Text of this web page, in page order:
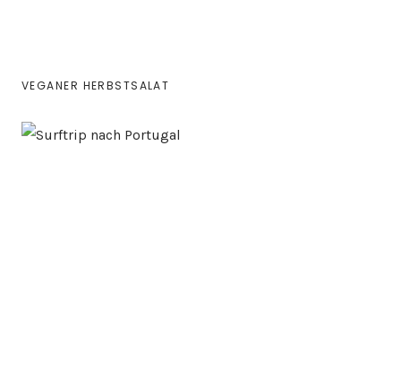
VEGANER HERBSTSALAT